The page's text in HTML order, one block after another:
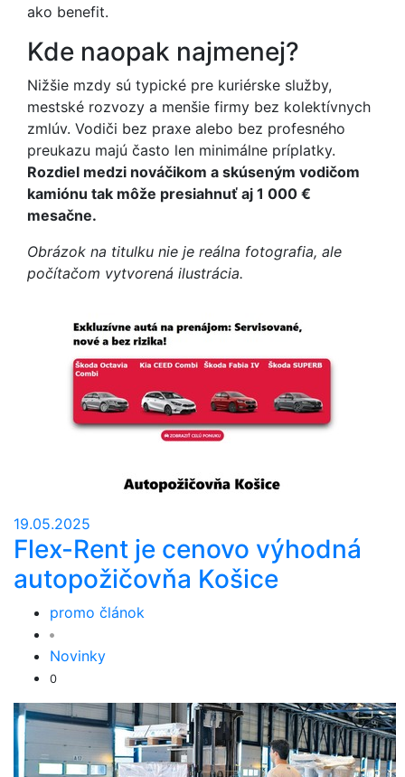
ako benefit.
Kde naopak najmenej?
Nižšie mzdy sú typické pre kuriérske služby,
mestské rozvozy a menšie firmy bez kolektívnych
zmlúv. Vodiči bez praxe alebo bez profesného
preukazu majú často len minimálne príplatky.
Rozdiel medzi nováčikom a skúseným vodičom
kamiónu tak môže presiahnuť aj 1 000 €
mesačne.
Obrázok na titulku nie je reálna fotografia, ale
počítačom vytvorená ilustrácia.
19.05.2025
Flex-Rent je cenovo výhodná
autopožičovňa Košice
promo článok
Novinky
0